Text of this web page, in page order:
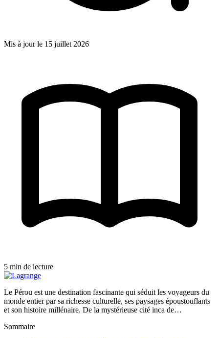
Mis à jour le 15 juillet 2026
5 min de lecture
Le Pérou est une destination fascinante qui séduit les voyageurs du
monde entier par sa richesse culturelle, ses paysages époustouflants
et son histoire millénaire. De la mystérieuse cité inca de…
Sommaire